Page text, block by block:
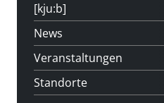
[kju:b]
News
Veranstaltungen
Standorte